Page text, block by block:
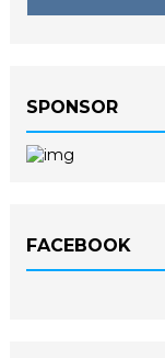
SPONSOR
FACEBOOK